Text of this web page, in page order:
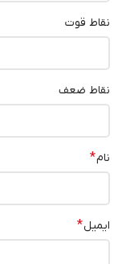
نقاط قوت
نقاط ضعف
نام*
ایمیل*